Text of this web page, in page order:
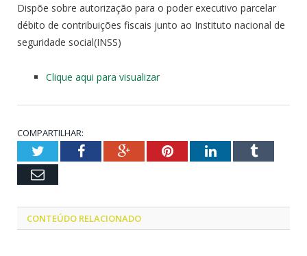
Dispõe sobre autorização para o poder executivo parcelar
débito de contribuições fiscais junto ao Instituto nacional de
seguridade social(INSS)
Clique aqui para visualizar
COMPARTILHAR:
TwitterFacebookGoogle+PinterestLinkedInTumblr
Email
CONTEÚDO RELACIONADO